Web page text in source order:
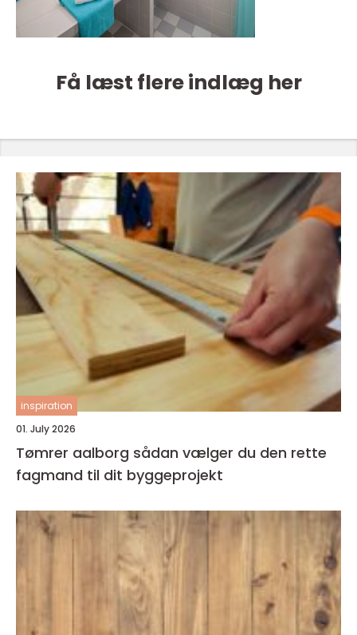
Få læst flere indlæg her
inspiration
01. July 2026
Tømrer aalborg sådan vælger du den rette
fagmand til dit byggeprojekt